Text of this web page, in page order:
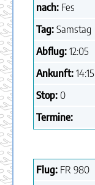
nach: Fes
Tag: Samstag
Abflug: 12:05
Ankunft: 14:15
Stop: 0
Termine:
Flug: FR 980